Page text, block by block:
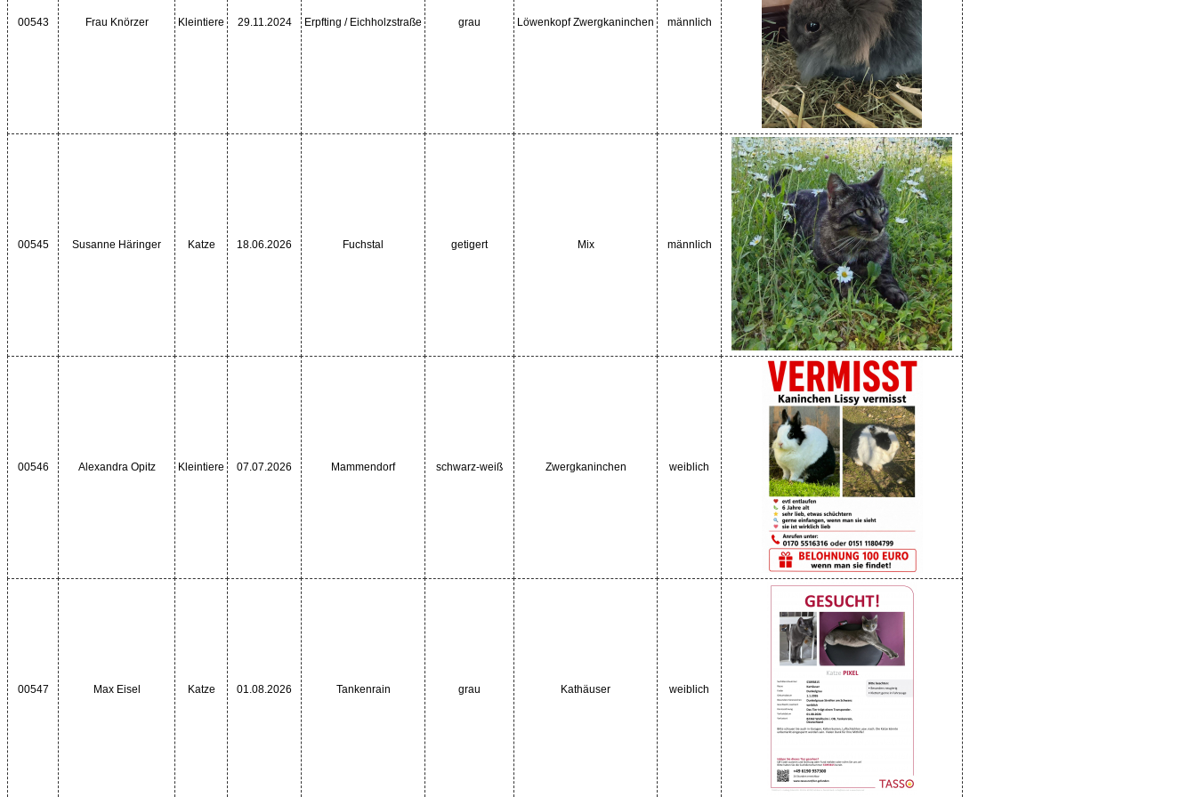
00543 Frau Knörzer Kleintiere 29.11.2024 Erpfting / Eichholzstraße grau Löwenkopf Zwergkaninchen männlich
00545 Susanne Häringer Katze 18.06.2026 Fuchstal getigert Mix männlich
00546 Alexandra Opitz Kleintiere 07.07.2026 Mammendorf schwarz-weiß Zwergkaninchen weiblich
00547 Max Eisel Katze 01.08.2026 Tankenrain grau Kathäuser weiblich